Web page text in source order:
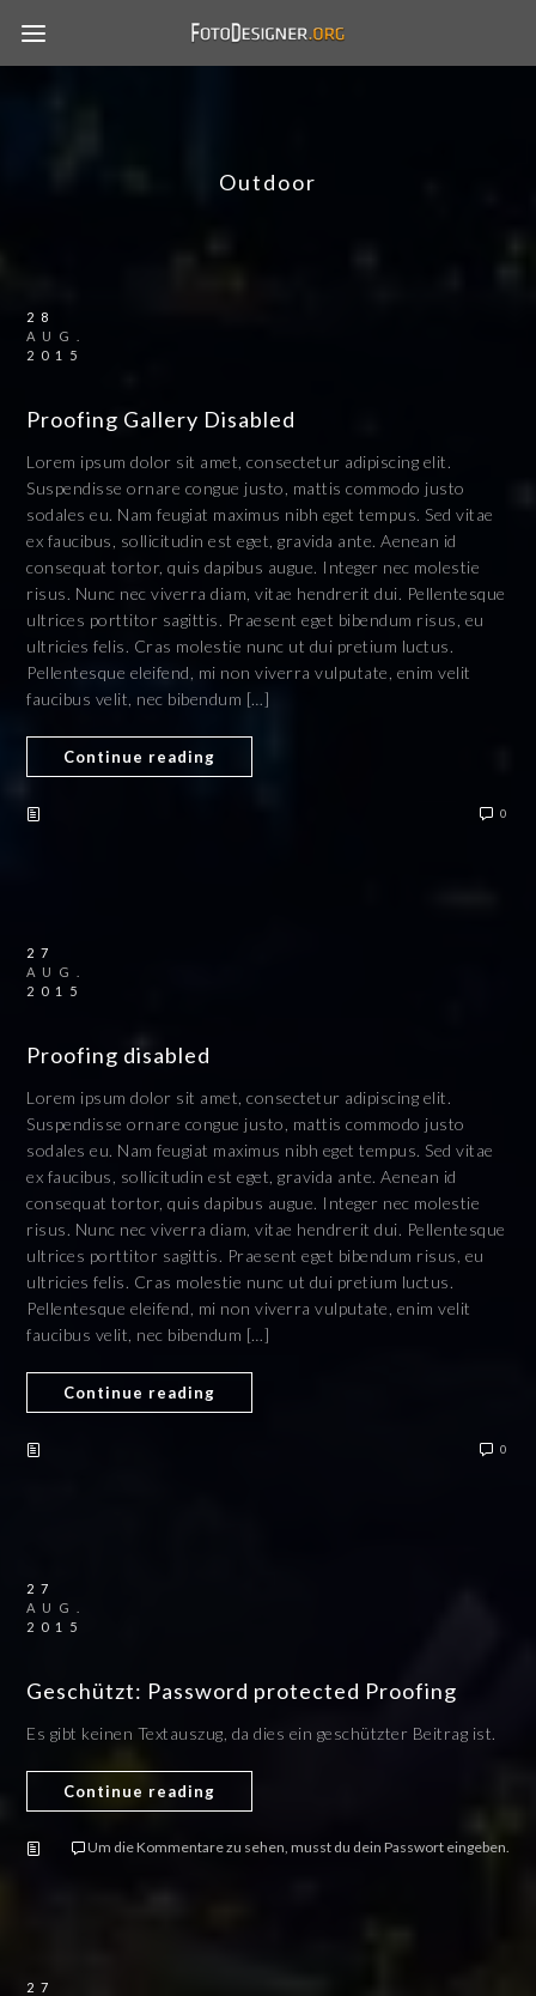
Outdoor
28
AUG.
2015
Proofing Gallery Disabled
Lorem ipsum dolor sit amet, consectetur adipiscing elit.
Suspendisse ornare congue justo, mattis commodo justo
sodales eu. Nam feugiat maximus nibh eget tempus. Sed vitae
ex faucibus, sollicitudin est eget, gravida ante. Aenean id
consequat tortor, quis dapibus augue. Integer nec molestie
risus. Nunc nec viverra diam, vitae hendrerit dui. Pellentesque
ultrices porttitor sagittis. Praesent eget bibendum risus, eu
ultricies felis. Cras molestie nunc ut dui pretium luctus.
Pellentesque eleifend, mi non viverra vulputate, enim velit
faucibus velit, nec bibendum […]
Continue reading
0
27
AUG.
2015
Proofing disabled
Lorem ipsum dolor sit amet, consectetur adipiscing elit.
Suspendisse ornare congue justo, mattis commodo justo
sodales eu. Nam feugiat maximus nibh eget tempus. Sed vitae
ex faucibus, sollicitudin est eget, gravida ante. Aenean id
consequat tortor, quis dapibus augue. Integer nec molestie
risus. Nunc nec viverra diam, vitae hendrerit dui. Pellentesque
ultrices porttitor sagittis. Praesent eget bibendum risus, eu
ultricies felis. Cras molestie nunc ut dui pretium luctus.
Pellentesque eleifend, mi non viverra vulputate, enim velit
faucibus velit, nec bibendum […]
Continue reading
0
27
AUG.
2015
Geschützt: Password protected Proofing
Es gibt keinen Textauszug, da dies ein geschützter Beitrag ist.
Continue reading
Um die Kommentare zu sehen, musst du dein Passwort eingeben.
27